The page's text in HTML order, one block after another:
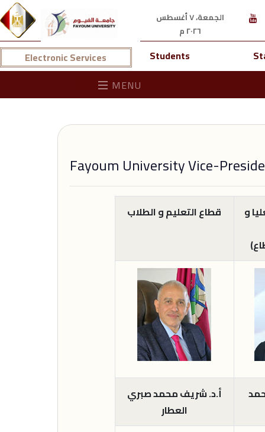
الجمعة، ٧ أغسطس
٢٠٢٦ م
Electronic Services Students
MENU
Fayoum University Vice-
قطاع التعليم و الطلاب و
أ.د. شريف محمد صبري
العطار